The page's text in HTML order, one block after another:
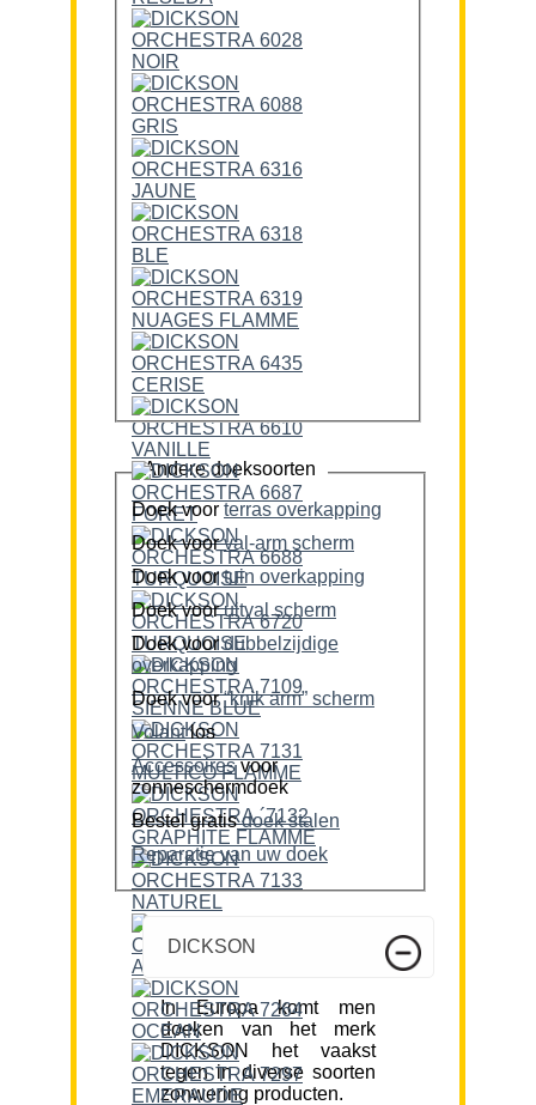
Andere doeksoorten
Doek voor terras overkapping
Doek voor
val-arm scherm
Doek voor
tuin overkapping
Doek voor
uitval scherm
Doek voordubbelzijdige
overkapping
Doek voor
“knik arm” scherm
Volantlos
Accessoiresvoor
zonneschermdoek
Bestel gratis doek stalen
Reparatie van uw doek
DICKSON
In Europa komt men
doeken van het merk
DICKSON het vaakst
tegen in diverse soorten
zonwering producten.